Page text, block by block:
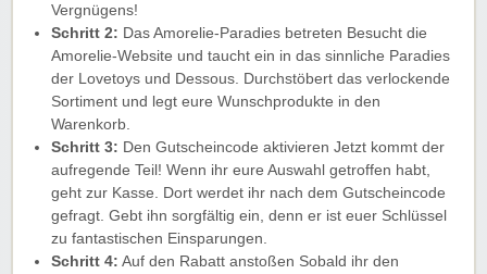
Vergnügens!
Schritt 2: Das Amorelie-Paradies betreten Besucht die
Amorelie-Website und taucht ein in das sinnliche Paradies
der Lovetoys und Dessous. Durchstöbert das verlockende
Sortiment und legt eure Wunschprodukte in den
Warenkorb.
Schritt 3: Den Gutscheincode aktivieren Jetzt kommt der
aufregende Teil! Wenn ihr eure Auswahl getroffen habt,
geht zur Kasse. Dort werdet ihr nach dem Gutscheincode
gefragt. Gebt ihn sorgfältig ein, denn er ist euer Schlüssel
zu fantastischen Einsparungen.
Schritt 4: Auf den Rabatt anstoßen Sobald ihr den